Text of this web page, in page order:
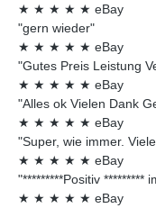
★ ★ ★ ★ ★ eBay
"gern wieder"
★ ★ ★ ★ ★ eBay
"Gutes Preis Leistung
★ ★ ★ ★ ★ eBay
"Alles ok Vielen Dank
★ ★ ★ ★ ★ eBay
"Super, wie immer.
★ ★ ★ ★ ★ eBay
"*********Positiv *********
★ ★ ★ ★ ★ eBay